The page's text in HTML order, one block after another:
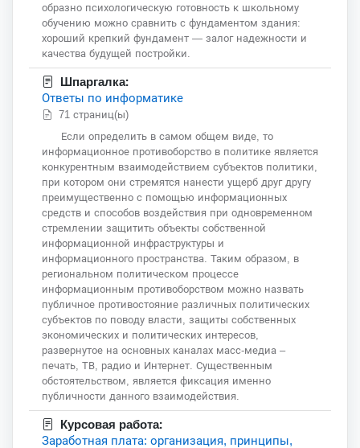
образно психологическую готовность к школьному
обучению можно сравнить с фундаментом здания:
хороший крепкий фундамент — залог надежности и
качества будущей постройки.
Шпаргалка:
Ответы по информатике
71 страниц(ы)
Если определить в самом общем виде, то
информационное противоборство в политике является
конкурентным взаимодействием субъектов политики,
при котором они стремятся нанести ущерб друг другу
преимущественно с помощью информационных
средств и способов воздействия при одновременном
стремлении защитить объекты собственной
информационной инфраструктуры и
информационного пространства. Таким образом, в
региональном политическом процессе
информационным противоборством можно назвать
публичное противостояние различных политических
субъектов по поводу власти, защиты собственных
экономических и политических интересов,
развернутое на основных каналах масс-медиа –
печать, ТВ, радио и Интернет. Существенным
обстоятельством, является фиксация именно
публичности данного взаимодействия.
Курсовая работа:
Заработная плата: организация, принципы,